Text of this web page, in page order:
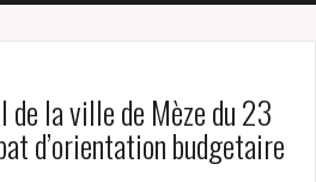
de la ville de Mèze du 23
d’orientation budgetaire